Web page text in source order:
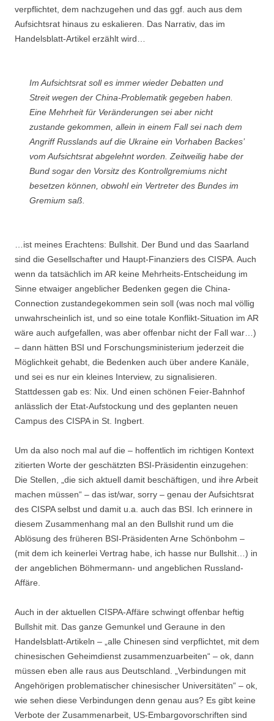
verpflichtet, dem nachzugehen und das ggf. auch aus dem
Aufsichtsrat hinaus zu eskalieren. Das Narrativ, das im
Handelsblatt-Artikel erzählt wird…
Im Aufsichtsrat soll es immer wieder Debatten und
Streit wegen der China-Problematik gegeben haben.
Eine Mehrheit für Veränderungen sei aber nicht
zustande gekommen, allein in einem Fall sei nach dem
Angriff Russlands auf die Ukraine ein Vorhaben Backes’
vom Aufsichtsrat abgelehnt worden. Zeitweilig habe der
Bund sogar den Vorsitz des Kontrollgremiums nicht
besetzen können, obwohl ein Vertreter des Bundes im
Gremium saß.
…ist meines Erachtens: Bullshit. Der Bund und das Saarland
sind die Gesellschafter und Haupt-Finanziers des CISPA. Auch
wenn da tatsächlich im AR keine Mehrheits-Entscheidung im
Sinne etwaiger angeblicher Bedenken gegen die China-
Connection zustandegekommen sein soll (was noch mal völlig
unwahrscheinlich ist, und so eine totale Konflikt-Situation im AR
wäre auch aufgefallen, was aber offenbar nicht der Fall war…)
– dann hätten BSI und Forschungsministerium jederzeit die
Möglichkeit gehabt, die Bedenken auch über andere Kanäle,
und sei es nur ein kleines Interview, zu signalisieren.
Stattdessen gab es: Nix. Und einen schönen Feier-Bahnhof
anlässlich der Etat-Aufstockung und des geplanten neuen
Campus des CISPA in St. Ingbert.
Um da also noch mal auf die – hoffentlich im richtigen Kontext
zitierten Worte der geschätzten BSI-Präsidentin einzugehen:
Die Stellen, „die sich aktuell damit beschäftigen, und ihre Arbeit
machen müssen“ – das ist/war, sorry – genau der Aufsichtsrat
des CISPA selbst und damit u.a. auch das BSI. Ich erinnere in
diesem Zusammenhang mal an den Bullshit rund um die
Ablösung des früheren BSI-Präsidenten Arne Schönbohm –
(mit dem ich keinerlei Vertrag habe, ich hasse nur Bullshit…) in
der angeblichen Böhmermann- und angeblichen Russland-
Affäre.
Auch in der aktuellen CISPA-Affäre schwingt offenbar heftig
Bullshit mit. Das ganze Gemunkel und Geraune in den
Handelsblatt-Artikeln – „alle Chinesen sind verpflichtet, mit dem
chinesischen Geheimdienst zusammenzuarbeiten“ – ok, dann
müssen eben alle raus aus Deutschland. „Verbindungen mit
Angehörigen problematischer chinesischer Universitäten“ – ok,
wie sehen diese Verbindungen denn genau aus? Es gibt keine
Verbote der Zusammenarbeit, US-Embargovorschriften sind